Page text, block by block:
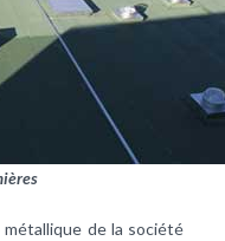
de la société